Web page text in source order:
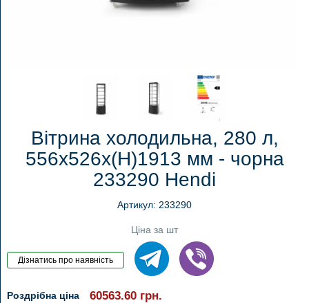
Вітрина холодильна, 280 л,
556x526x(H)1913 мм - чорна
233290 Hendi
Артикул: 233290
Ціна за шт
Роздрібна ціна 60563.60 грн.